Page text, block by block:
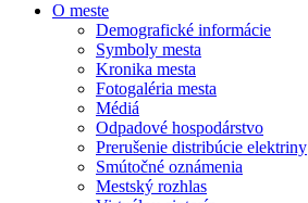
O meste
Demografické informácie
Symboly mesta
Kronika mesta
Fotogaléria mesta
Médiá
Odpadové hospodárstvo
Prerušenie distribúcie elektriny
Smútočné oznámenia
Mestský rozhlas